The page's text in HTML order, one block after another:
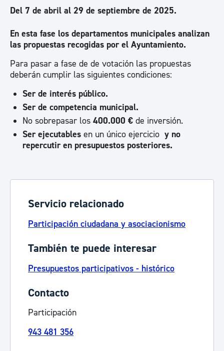
Del 7 de abril al 29 de septiembre de 2025.
En esta fase los departamentos municipales analizan
las propuestas recogidas por el Ayuntamiento.
Para pasar a fase de de votación las propuestas
deberán cumplir las siguientes condiciones:
Ser de interés público.
Ser de competencia municipal.
No sobrepasar los 400.000 € de inversión.
Ser ejecutables en un único ejercicio y no
repercutir en presupuestos posteriores.
Servicio relacionado
Participación ciudadana y asociacionismo
También te puede interesar
Presupuestos participativos - histórico
Contacto
Participación
943 481 356